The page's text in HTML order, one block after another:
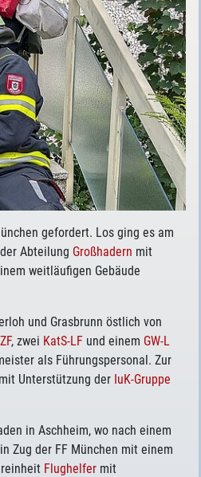
gefordert. Los ging es am
Abteilung Großhadern mit
weitläufigen Gebäude
und Grasbrunn östlich von
, zwei KatS-LF und einem GW-L
als Führungspersonal. Zur
Unterstützung der IuK-Gruppe
in Aschheim, wo nach einem
Zug der FF München mit einem
Flughelfer mit